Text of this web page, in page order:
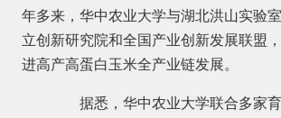
年多来，华中农业大学与湖北洪山实验
立创新研究院和全国产业创新发展联盟
进高产高蛋白玉米全产业链发展。
据悉，华中农业大学联合多家育